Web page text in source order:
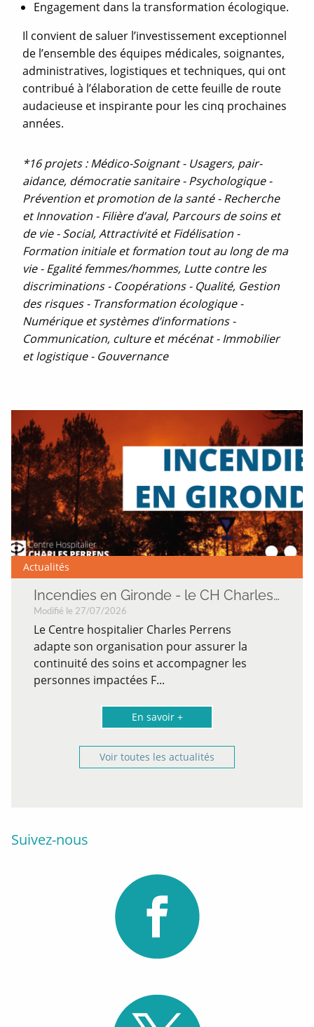
Engagement dans la transformation écologique.
Il convient de saluer l’investissement exceptionnel
de l’ensemble des équipes médicales, soignantes,
administratives, logistiques et techniques, qui ont
contribué à l’élaboration de cette feuille de route
audacieuse et inspirante pour les cinq prochaines
années.
*16 projets : Médico-Soignant - Usagers, pair-
aidance, démocratie sanitaire - Psychologique -
Prévention et promotion de la santé - Recherche
et Innovation - Filière d’aval, Parcours de soins et
de vie - Social, Attractivité et Fidélisation -
Formation initiale et formation tout au long de ma
vie - Egalité femmes/hommes, Lutte contre les
discriminations - Coopérations - Qualité, Gestion
des risques - Transformation écologique -
Numérique et systèmes d’informations -
Communication, culture et mécénat - Immobilier
et logistique - Gouvernance
Actualités
Incendies en Gironde - le CH Charles Perrens mobilisé
Modifié le 27/07/2026
Le Centre hospitalier Charles Perrens
adapte son organisation pour assurer la
continuité des soins et accompagner les
personnes impactées F...
En savoir +
Voir toutes les actualités
Suivez-nous